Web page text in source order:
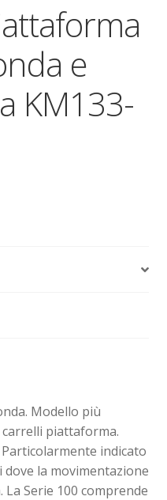
e
KM133-
Modello più
piattaforma.
indicato
la movimentazione
Serie 100 comprende